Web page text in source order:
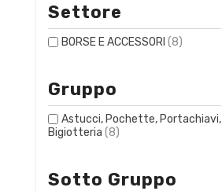
Settore
BORSE E ACCESSORI (8)
Gruppo
Astucci, Pochette, Portachiavi,
Bigiotteria (8)
Sotto Gruppo